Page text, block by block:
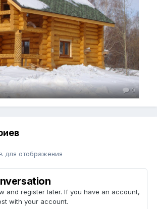
0
для отображения
and register later. If you have an account,
with your account.